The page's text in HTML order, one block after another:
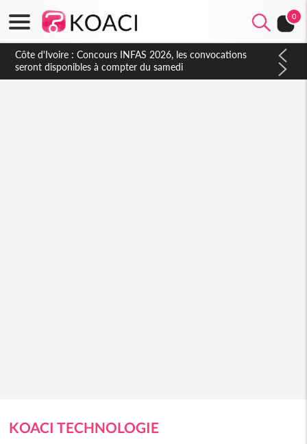
0
Côte d'Ivoire : Concours INFAS 2026, les convocations
seront disponibles à compter du samedi
KOACI TECHNOLOGIE